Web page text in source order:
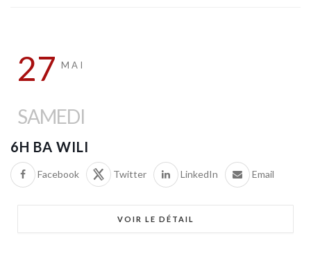
27 MAI
SAMEDI
6H BA WILI
Facebook Twitter LinkedIn Email
VOIR LE DÉTAIL